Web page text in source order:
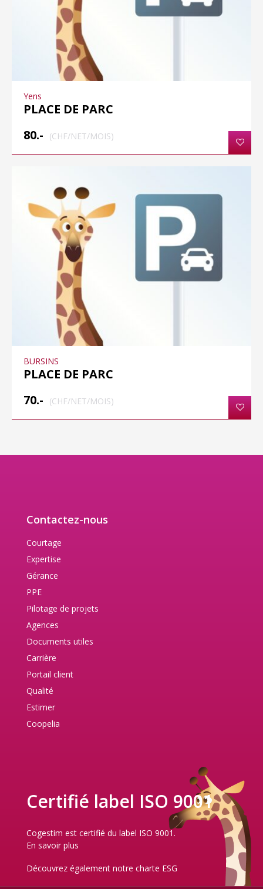
Yens
PLACE DE PARC
80.-
(CHF/NET/MOIS)
BURSINS
PLACE DE PARC
70.-
(CHF/NET/MOIS)
Contactez-nous
Courtage
Expertise
Gérance
PPE
Pilotage de projets
Agences
Documents utiles
Carrière
Portail client
Qualité
Estimer
Coopelia
Certifié label ISO 9001
Cogestim est certifié du label ISO 9001.
En savoir plus
Découvrez également notre charte ESG